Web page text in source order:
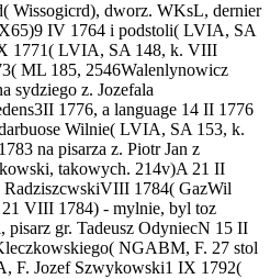
Wissogicrd), dworz. WKsL, dernier
IV 1764 i podstoli( LVIA, SA
1771( LVIA, SA 148, k. VIII
ML 185, 2546Walenlynowicz
sydziego z. Jozefala
1776, a language 14 II 1776
Wilnie( LVIA, SA 153, k.
na pisarza z. Piotr Jan z
takowych. 214v)A 21 II
RadziszcwskiVIII 1784( GazWil
VIII 1784) - mylnie, byl toz
pisarz gr. Tadeusz OdyniecN 15 II
NGABM, F. 27 stol
F. Jozef Szwykowski1 IX 1792(